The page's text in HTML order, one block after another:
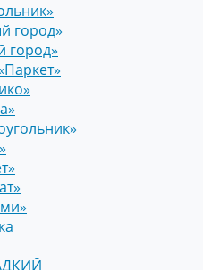
город»
город»